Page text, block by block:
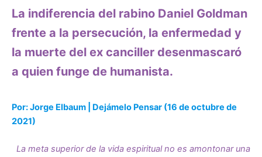
La indiferencia del rabino Daniel Goldman
frente a la persecución, la enfermedad y
la muerte del ex canciller desenmascaró
a quien funge de humanista.
Por: Jorge Elbaum | Dejámelo Pensar (16 de octubre de
2021)
La meta superior de la vida espiritual no es amontonar una